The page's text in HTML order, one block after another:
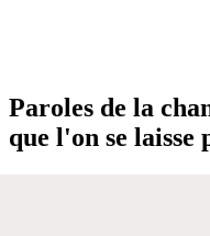
Paroles de la
que l'on se laisse